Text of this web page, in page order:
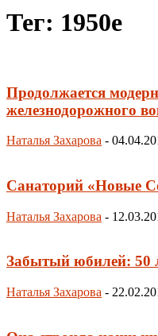
Тег: 1950е
Продолжается
железнодорожного
Наталья Захарова -
Санаторий «Новые
Наталья Захарова -
Забытый юбилей: 50
Наталья Захарова -